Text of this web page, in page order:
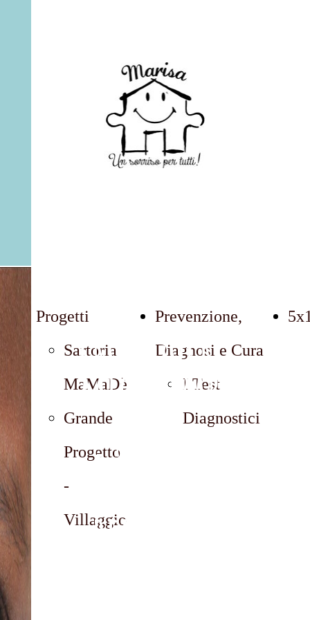
Progetti
Sartoria
MaMaDè
Grande
Progetto
-
Villaggio
Prevenzione,
Diagnosi e Cura
I Test
Diagnostici
proteggere,
migliorare
e rendere
bella, più